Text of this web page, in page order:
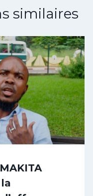
similaires